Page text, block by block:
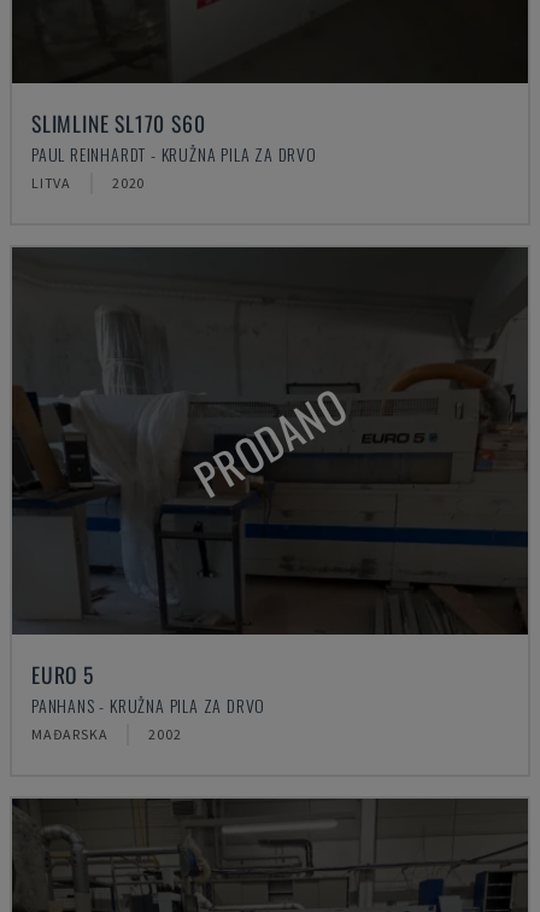
SLIMLINE SL170 S60
PAUL REINHARDT - KRUŽNA PILA ZA DRVO
LITVA 2020
PRODANO
EURO 5
PANHANS - KRUŽNA PILA ZA DRVO
MAĐARSKA 2002